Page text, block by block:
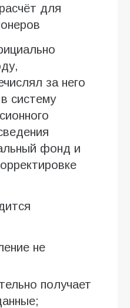
для
за него
систему
фонд и
не
получает